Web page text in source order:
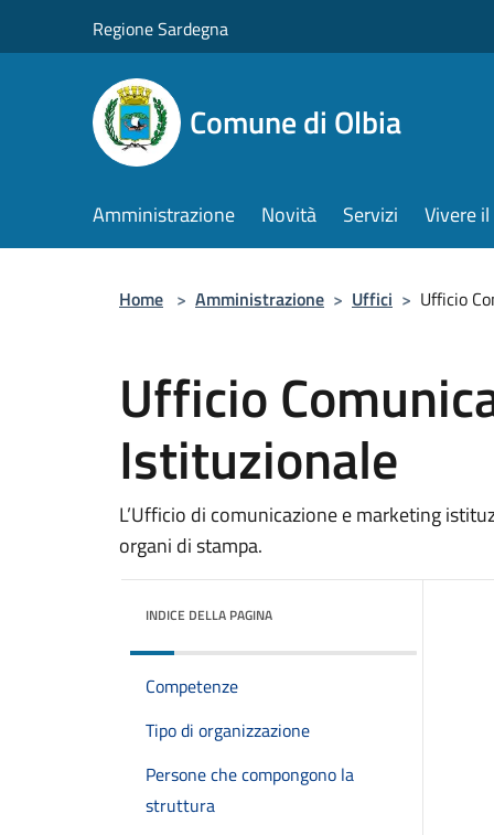
Regione Sardegna
Comune di Olbia
Amministrazione Novità Servizi Vivere
Home > Amministrazione > Uffici > Ufficio
Ufficio
Istituzionale
L’Ufficio di comunicazione e marketing
organi di stampa.
INDICE DELLA PAGINA
Competenze
Tipo di organizzazione
Persone che compongono la
struttura